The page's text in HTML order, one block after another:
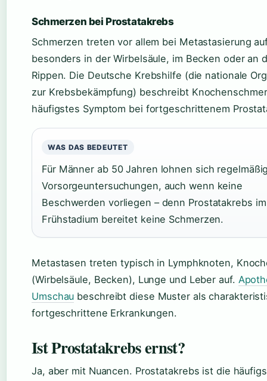
Schmerzen bei Prostatakrebs
Schmerzen treten vor allem bei Metastasierung
besonders in der Wirbelsäule, im Becken oder an
Rippen. Die Deutsche Krebshilfe (die nationale
zur Krebsbekämpfung) beschreibt
häufigstes Symptom bei fortgeschrittenem
WAS DAS BEDEUTET
Für Männer ab 50 Jahren lohnen sich
Vorsorgeuntersuchungen, auch wenn keine
Beschwerden vorliegen – denn Prostatakrebs im
Frühstadium bereitet keine Schmerzen.
Metastasen treten typisch in Lymphknoten,
(Wirbelsäule, Becken), Lunge und Leber auf.
Umschau beschreibt diese Muster als
fortgeschrittene Erkrankungen.
Ist Prostatakrebs ernst?
Ja, aber mit Nuancen. Prostatakrebs ist die